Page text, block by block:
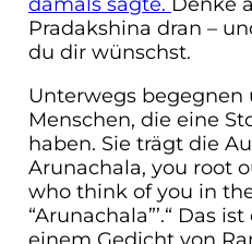
Pradakshina dran –
du dir wünschst.
Unterwegs
Menschen, die eine
haben. Sie trägt die
Arunachala, you root
who think of you in
“Arunachala”’.“ Das